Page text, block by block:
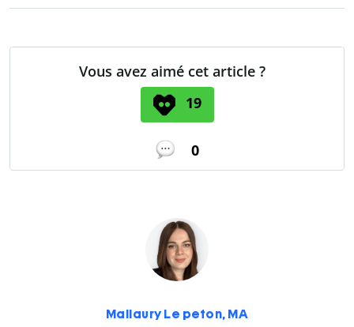
Vous avez aimé cet article ?
19
0
Mallaury Le peton, MA